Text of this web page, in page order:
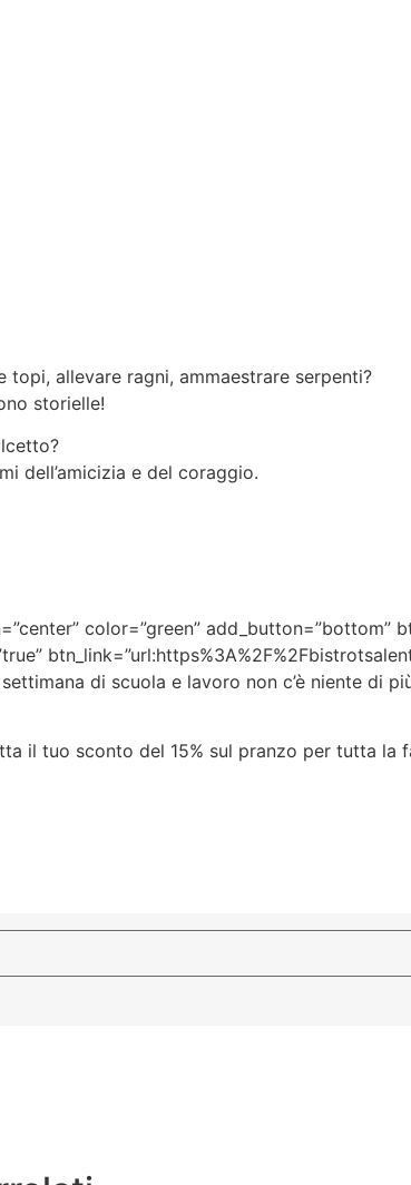
allevare ragni, ammaestrare serpenti?
storielle!
dell’amicizia e del coraggio.
color=”green” add_button=”bottom”
di scuola e lavoro non c’è niente di
il tuo sconto del 15% sul pranzo per tutta la